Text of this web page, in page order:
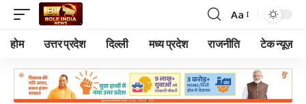
Font
Resizer
Aa
होम उत्तर प्रदेश दिल्ली मध्य प्रदेश राजनीति टेक न्यूज़